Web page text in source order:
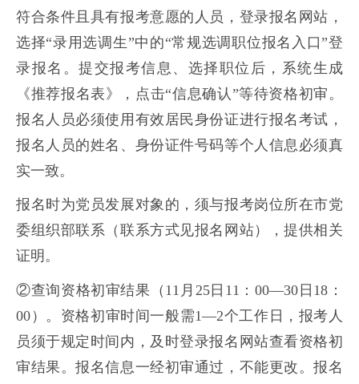
符合条件且具有报考意愿的人员，登录报名网站，
选择“录用选调生”中的“常规选调职位报名入口”登
录报名。提交报考信息、选择职位后，系统生成
《推荐报名表》，点击“信息确认”等待资格初审。
报名人员必须使用有效居民身份证进行报名考试，
报名人员的姓名、身份证件号码等个人信息必须真
实一致。
报名时为党员发展对象的，须与报考岗位所在市党
委组织部联系（联系方式见报名网站），提供相关
证明。
②查询资格初审结果（11月25日11：00—30日18：
00）。资格初审时间一般需1—2个工作日，报考人
员须于规定时间内，及时登录报名网站查看资格初
审结果。报名信息一经初审通过，不能更改。报名